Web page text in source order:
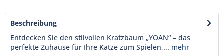
Beschreibung
Entdecken Sie den stilvollen Kratzbaum „YOAN“ – das
perfekte Zuhause für Ihre Katze zum Spielen,... mehr